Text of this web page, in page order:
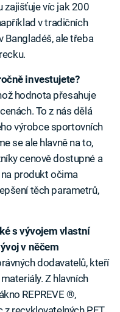
zajišťuje víc jak 200
v tradičních
Bangladéš, ale třeba
investujete?
hodnota přesahuje
To z nás dělá
výrobce sportovních
se ale hlavně na to,
cenově dostupné a
na produkt očima
těch parametrů,
s vývojem vlastní
v něčem
dodavatelů, kteří
Z hlavních
REPREVE ®,